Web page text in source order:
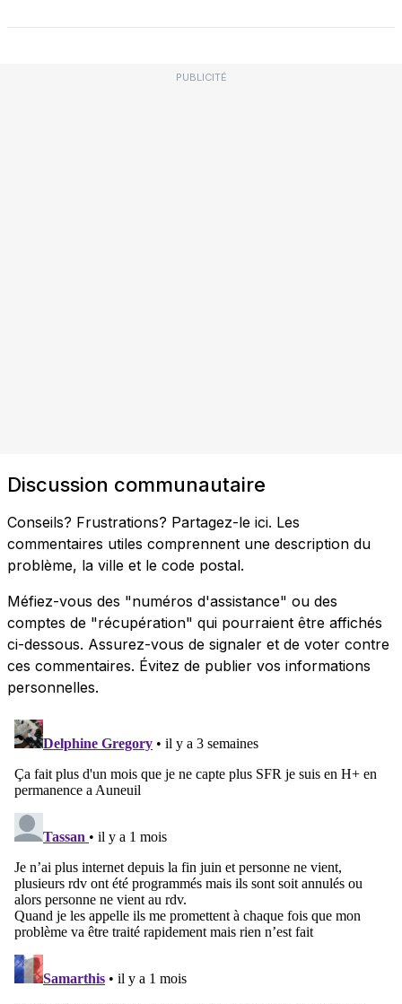
PUBLICITÉ
Discussion communautaire
Conseils? Frustrations? Partagez-le ici. Les
commentaires utiles comprennent une description du
problème, la ville et le code postal.
Méfiez-vous des "numéros d'assistance" ou des
comptes de "récupération" qui pourraient être affichés
ci-dessous. Assurez-vous de signaler et de voter contre
ces commentaires. Évitez de publier vos informations
personnelles.